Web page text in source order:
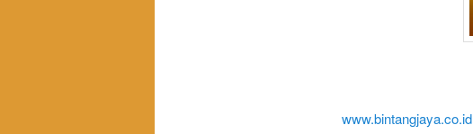
www.bintangjaya.co.id